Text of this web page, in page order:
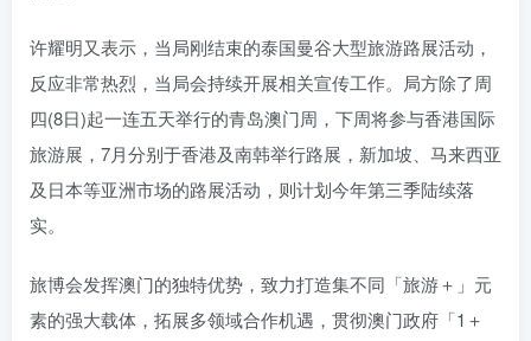
许耀明又表示，当局刚结束的泰国曼谷大型旅游路展活动，
反应非常热烈，当局会持续开展相关宣传工作。局方除了周
四(8日)起一连五天举行的青岛澳门周，下周将参与香港国际
旅游展，7月分别于香港及南韩举行路展，新加坡、马来西亚
及日本等亚洲市场的路展活动，则计划今年第三季陆续落
实。
旅博会发挥澳门的独特优势，致力打造集不同「旅游＋」元
素的强大载体，拓展多领域合作机遇，贯彻澳门政府「1＋